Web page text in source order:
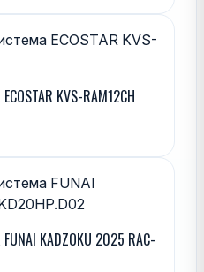
KVS-RAM12CH
KADZOKU 2025 RAC-